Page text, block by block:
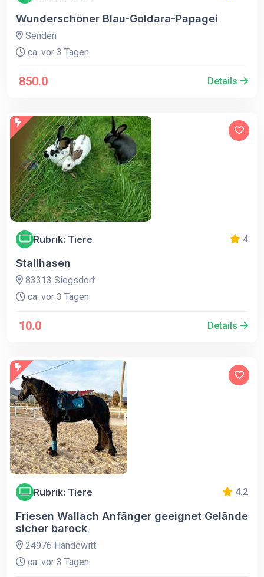
Wunderschöner Blau-Goldara-Papagei
Senden
ca. vor 3 Tagen
850.0 Details
Rubrik: Tiere 4
Stallhasen
83313 Siegsdorf
ca. vor 3 Tagen
10.0 Details
Rubrik: Tiere 4.2
Friesen Wallach Anfänger geeignet Gelände
sicher barock
24976 Handewitt
ca. vor 3 Tagen